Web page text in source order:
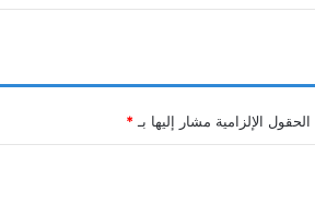
الحقول الإلزامية مشار إليها بـ *